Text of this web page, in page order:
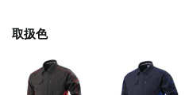
取扱色